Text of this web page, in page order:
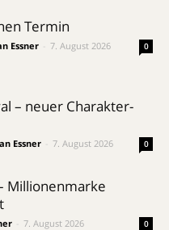
Termin
Essner 7. August 2026 0
– neuer Charakter-
Essner 7. August 2026 0
Millionenmarke
7. August 2026 0